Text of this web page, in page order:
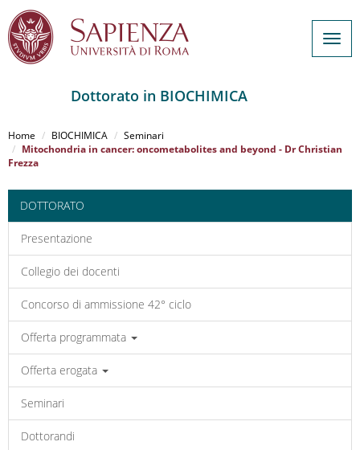
al
contenuto
principale
Dottorato in BIOCHIMICA
Home BIOCHIMICA
Seminari
Mitochondria in cancer: oncometabolites and beyond - Dr Christian
Frezza
DOTTORATO
Presentazione
Collegio dei docenti
Concorso di ammissione 42° ciclo
Offerta programmata
Offerta erogata
Seminari
Dottorandi